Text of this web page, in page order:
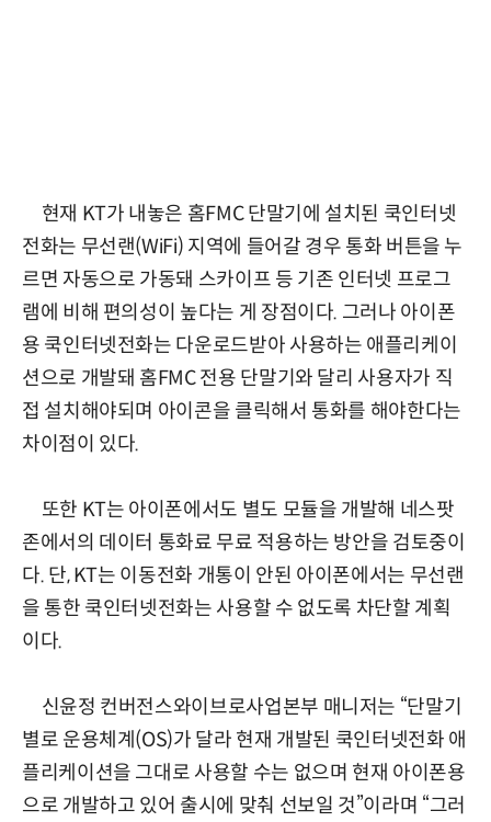
현재 KT가 내놓은 홈FMC 단말기에 설치된 쿡인터넷
전화는 무선랜(WiFi) 지역에 들어갈 경우 통화 버튼을 누
르면 자동으로 가동돼 스카이프 등 기존 인터넷 프로그
램에 비해 편의성이 높다는 게 장점이다. 그러나 아이폰
용 쿡인터넷전화는 다운로드받아 사용하는 애플리케이
션으로 개발돼 홈FMC 전용 단말기와 달리 사용자가 직
접 설치해야되며 아이콘을 클릭해서 통화를 해야한다는
차이점이 있다.
또한 KT는 아이폰에서도 별도 모듈을 개발해 네스팟
존에서의 데이터 통화료 무료 적용하는 방안을 검토중이
다. 단, KT는 이동전화 개통이 안된 아이폰에서는 무선랜
을 통한 쿡인터넷전화는 사용할 수 없도록 차단할 계획
이다.
신윤정 컨버전스와이브로사업본부 매니저는 “단말기
별로 운용체계(OS)가 달라 현재 개발된 쿡인터넷전화 애
플리케이션을 그대로 사용할 수는 없으며 현재 아이폰용
으로 개발하고 있어 출시에 맞춰 선보일 것”이라며 “그러